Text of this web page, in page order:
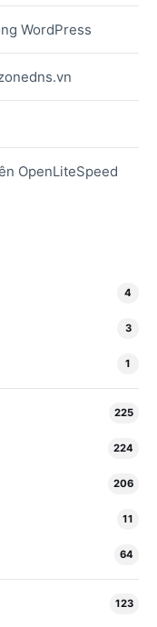
WordPress
OpenLiteSpeed
4
3
1
225
224
206
11
64
123